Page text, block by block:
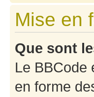
Mise en
Que sont
Le BBCode
en forme